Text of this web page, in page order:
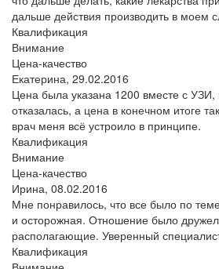
дальше действия производить в моем
Квалификация
Внимание
Цена-качество
Екатерина, 29.02.2016
Цена была указана 1200 вместе с
отказалась, а цена в конечном итоге
врач меня всё устроило в принципе.
Квалификация
Внимание
Цена-качество
Ирина, 08.02.2016
Мне понравилось, что все было по
и осторожная. Отношение было
располагающие. Уверенный
Квалификация